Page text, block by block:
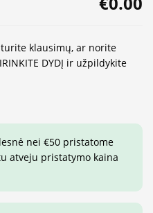
klausimų, ar norite
DYDĮ ir užpildykite
nei €50 pristatome
atveju pristatymo kaina